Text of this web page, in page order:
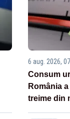
6 aug. 2026,
Consum
România
treime din